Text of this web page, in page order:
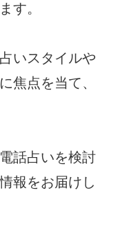
す。
いスタイルや
焦点を当て、
話占いを検討
報をお届けし